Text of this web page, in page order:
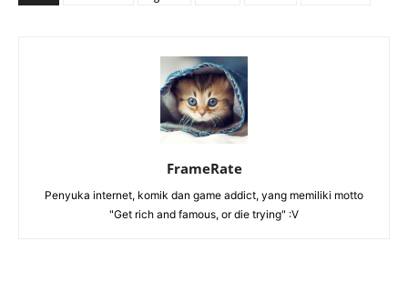
FrameRate
Penyuka internet, komik dan game addict, yang memiliki motto
"Get rich and famous, or die trying" :V